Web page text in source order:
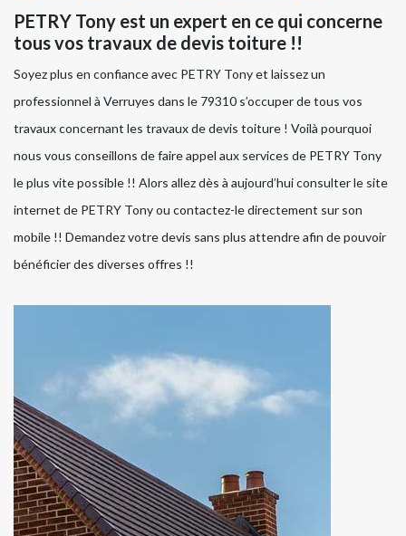
PETRY Tony est un expert en ce qui concerne
tous vos travaux de devis toiture !!
Soyez plus en confiance avec PETRY Tony et laissez un
professionnel à Verruyes dans le 79310 s’occuper de tous vos
travaux concernant les travaux de devis toiture ! Voilà pourquoi
nous vous conseillons de faire appel aux services de PETRY Tony
le plus vite possible !! Alors allez dès à aujourd’hui consulter le site
internet de PETRY Tony ou contactez-le directement sur son
mobile !! Demandez votre devis sans plus attendre afin de pouvoir
bénéficier des diverses offres !!